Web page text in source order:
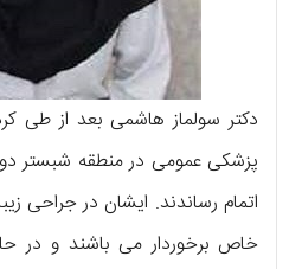
دکتر سولماز هاشمی بعد از طی
پزشکی عمومی در منطقه شبستر
اتمام رساندند. ایشان در جراحی
خاص برخوردار می باشند و در